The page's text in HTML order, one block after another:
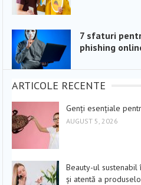
7 sfaturi
phishing
ARTICOLE RECENTE
Genți esențiale
AUGUST 5, 2026
Beauty-ul
și atentă a